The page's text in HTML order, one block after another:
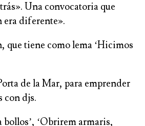
Una convocatoria que
era diferente».
tiene como lema ‘Hicimos
de la Mar, para emprender
con djs.
‘Obrirem armaris,